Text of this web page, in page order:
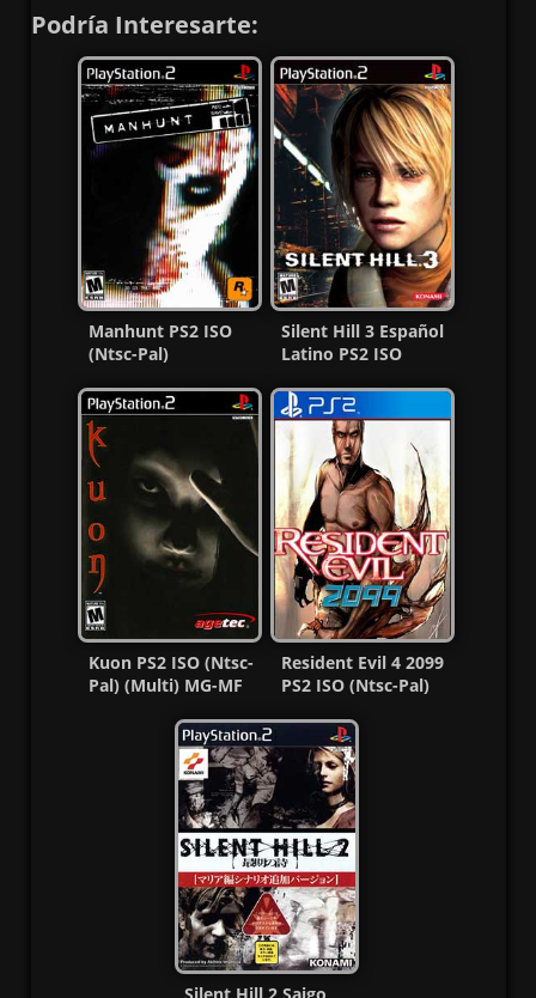
Podría Interesarte:
Manhunt PS2 ISO
(Ntsc-Pal)
MF
Silent Hill 3 Español
Latino PS2 ISO
Kuon PS2 ISO (Ntsc-
Pal) (Multi) MG-MF
Resident Evil 4 2099
PS2 ISO (Ntsc-Pal)
Silent Hill 2 Saigo